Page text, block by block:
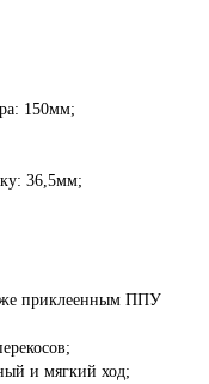
150мм;
36,5мм;
приклеенным ППУ
и мягкий ход;